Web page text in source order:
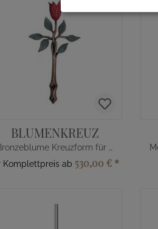
BLUMENKREUZ
Bronzeblume Kreuzform für Wand
Komplettpreis ab 530,00 € *